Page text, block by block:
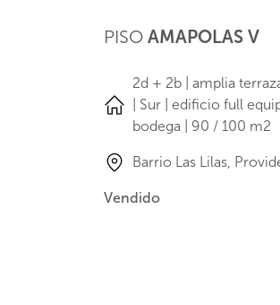
PISO AMAPOLAS V
2d + 2b | amplia
| Sur | edificio full
bodega | 90 / 100 m2
Barrio Las Lilas,
Vendido